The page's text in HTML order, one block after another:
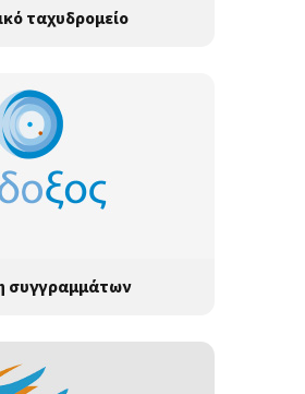
ταχυδρομείο
συγγραμμάτων